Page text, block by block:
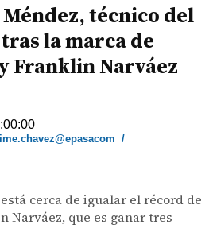
técnico del
la marca de
Franklin Narváez
/
cerca de igualar el récord de
Narváez, que es ganar tres